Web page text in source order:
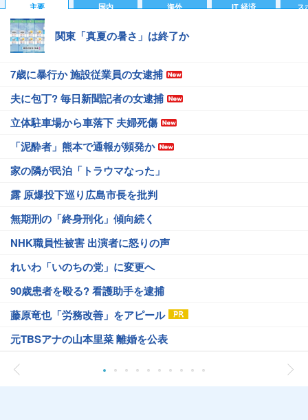
主要 国内 海外 IT 経済 ス
関東「真夏の暑さ」は終了か
7歳に暴行か 施設従業員の女逮捕
夫に包丁? 毎日新聞記者の女逮捕
立体駐車場から車落下 夫婦死傷
「泥酔者」熊本で通報が頻発か
家の隣が民泊「トラウマなった」
露 原爆投下巡り広島市長を批判
無期刑の「終身刑化」傾向続く
NHK職員性被害 出演者に怒りの声
れいわ「いのちの党」に変更へ
90歳患者を殴る? 看護助手を逮捕
藤原竜也「労務改善」をアピール
元TBSアナの山本里菜 離婚を公表